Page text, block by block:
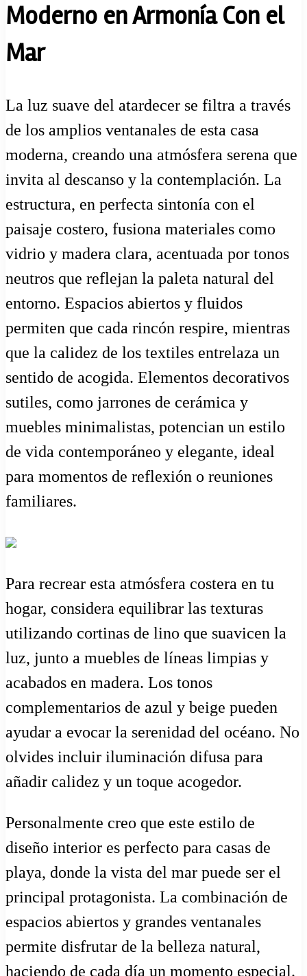
Moderno en Armonía Con el
Mar
La luz suave del atardecer se filtra a través
de los amplios ventanales de esta casa
moderna, creando una atmósfera serena que
invita al descanso y la contemplación. La
estructura, en perfecta sintonía con el
paisaje costero, fusiona materiales como
vidrio y madera clara, acentuada por tonos
neutros que reflejan la paleta natural del
entorno. Espacios abiertos y fluidos
permiten que cada rincón respire, mientras
que la calidez de los textiles entrelaza un
sentido de acogida. Elementos decorativos
sutiles, como jarrones de cerámica y
muebles minimalistas, potencian un estilo
de vida contemporáneo y elegante, ideal
para momentos de reflexión o reuniones
familiares.
Para recrear esta atmósfera costera en tu
hogar, considera equilibrar las texturas
utilizando cortinas de lino que suavicen la
luz, junto a muebles de líneas limpias y
acabados en madera. Los tonos
complementarios de azul y beige pueden
ayudar a evocar la serenidad del océano. No
olvides incluir iluminación difusa para
añadir calidez y un toque acogedor.
Personalmente creo que este estilo de
diseño interior es perfecto para casas de
playa, donde la vista del mar puede ser el
principal protagonista. La combinación de
espacios abiertos y grandes ventanales
permite disfrutar de la belleza natural,
haciendo de cada día un momento especial.